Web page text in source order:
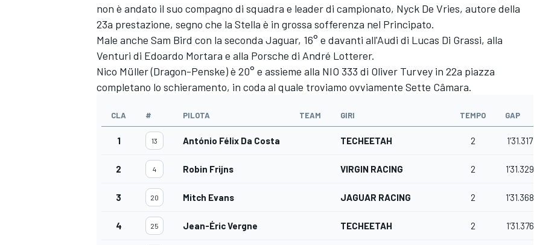
ENDURANCE/GT
non è andato il suo compagno di squadra e leader di campionato, Nyck De Vries, autore della
23a prestazione, segno che la Stella è in grossa sofferenza nel Principato.
Male anche Sam Bird con la seconda Jaguar, 16° e davanti all'Audi di Lucas Di Grassi, alla
Venturi di Edoardo Mortara e alla Porsche di André Lotterer.
Nico Müller (Dragon-Penske) è 20° e assieme alla NIO 333 di Oliver Turvey in 22a piazza
completano lo schieramento, in coda al quale troviamo ovviamente Sette Câmara.
CLA # PILOTA TEAM GIRI TEMPO GAP
1 13 António Félix Da Costa TECHEETAH 2 1'31.317
2 4 Robin Frijns VIRGIN RACING 2 1'31.329
3 20 Mitch Evans JAGUAR RACING 2 1'31.368
4 25 Jean-Éric Vergne TECHEETAH 2 1'31.376